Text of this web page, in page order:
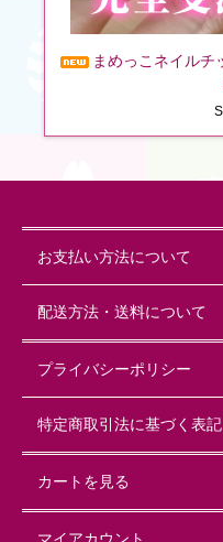
まめっこネイル
お支払い方法について
配送方法・送料について
プライバシーポリシー
特定商取引法に基づく表記
カートを見る